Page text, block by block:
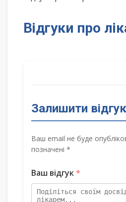
Відгуки про
Залишити
Ваш email не буде
позначені *
Ваш відгук*